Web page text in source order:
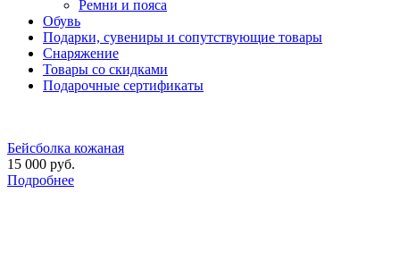
Ремни и пояса
Обувь
Подарки, сувениры и сопутствующие товары
Снаряжение
Товары со скидками
Подарочные сертификаты
Бейсболка кожаная
15 000 руб.
Подробнее